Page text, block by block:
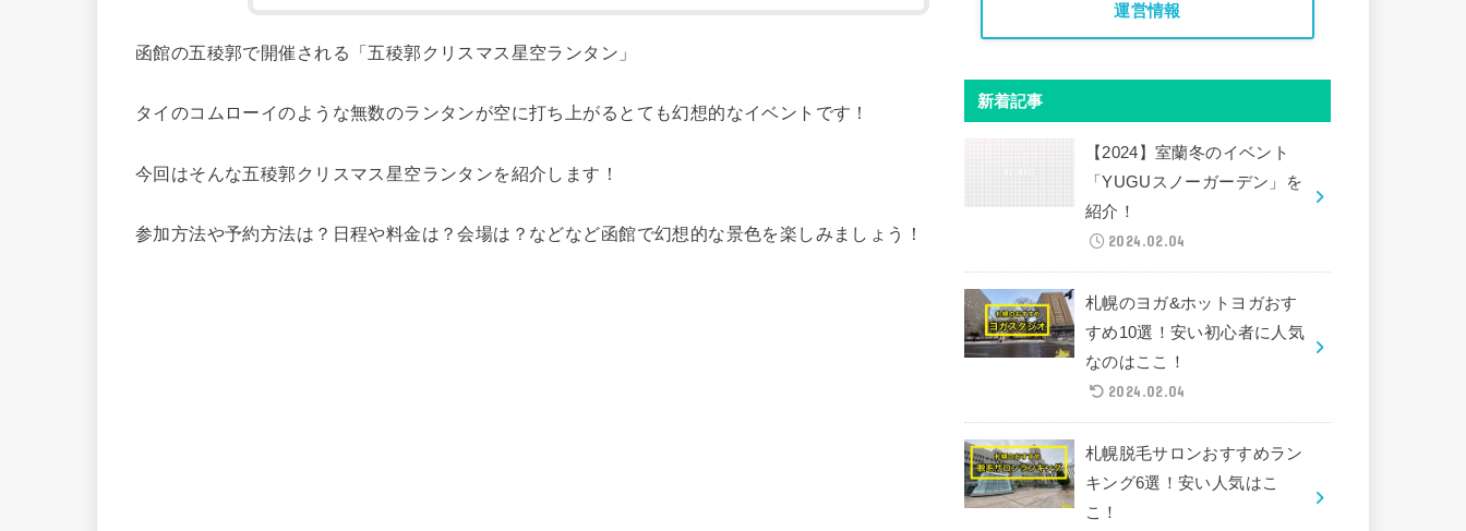
函館の五稜郭で開催される「五稜郭クリスマス星空ランタン」
タイのコムローイのような無数のランタンが空に打ち上がるとても幻想的なイベントです！
今回はそんな五稜郭クリスマス星空ランタンを紹介します！
参加方法や予約方法は？日程や料金は？会場は？などなど函館で幻想的な景色を楽しみましょう！
運営情報
新着記事
【2024】室蘭冬のイベント
「YUGUスノーガーデン」を
紹介！
2024.02.04
札幌のヨガ&ホットヨガおす
すめ10選！安い初心者に人気
なのはここ！
2024.02.04
札幌脱毛サロンおすすめラン
キング6選！安い人気はこ
こ！